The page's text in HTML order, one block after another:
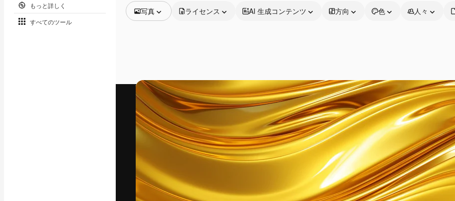
もっと詳しく
すべてのツール
写真
動画
映像素材
モーショングラフィックス
動画テンプレート
アイコン
3D モデル
フォント
ライセンス AI 生成コンテンツ 方向 色 人々
最高のクリエイティブ制作を導くためのプラ
ットフォーム。クリエイター、企業、代理
店、スタジオを含む100万人以上が利用して
います。
日本語
製品
Spaces
AI アシスタント
AI 画像生成ツール
AI 動画生成ツール
AI 音声合成ツール
はじめに
Academy
ドキュメント
サポート
利用規約
プライバシーポリ